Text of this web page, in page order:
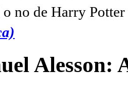
no de Harry
Alesson: